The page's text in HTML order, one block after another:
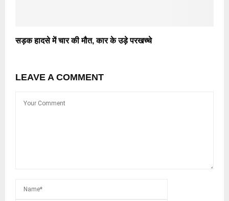
सड़क हादसे में चार की मौत, कार के उड़े परखच्चे
LEAVE A COMMENT